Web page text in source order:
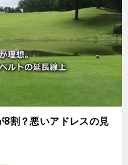
8割？悪いアドレスの見